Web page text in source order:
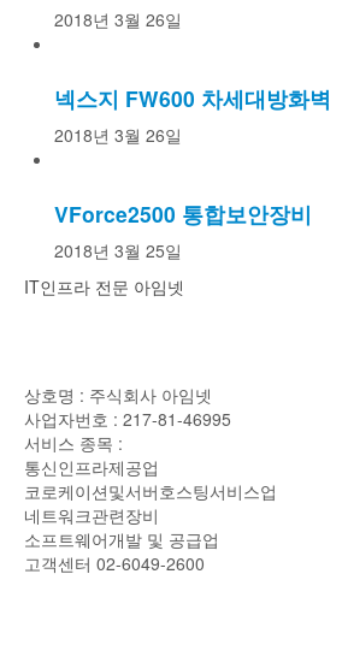
2018년 3월 26일
넥스지 FW600 차세대방화벽
2018년 3월 26일
VForce2500 통합보안장비
2018년 3월 25일
IT인프라 전문 아임넷
상호명 : 주식회사 아임넷
사업자번호 : 217-81-46995
서비스 종목 :
통신인프라제공업
코로케이션및서버호스팅서비스업
네트워크관련장비
소프트웨어개발 및 공급업
고객센터 02-6049-2600